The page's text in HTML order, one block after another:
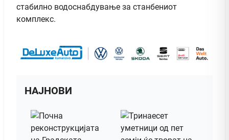
стабилно водоснабдување за станбениот
комплекс.
НАЈНОВИ